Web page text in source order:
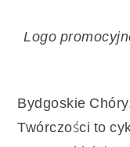
Logo
Bydgoskie
Twórczości to